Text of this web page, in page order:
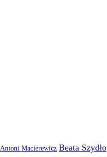
Antoni Macierewicz Beata Szydło